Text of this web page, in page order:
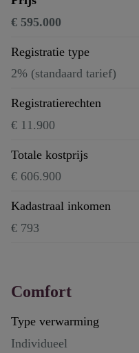
€ 595.000
Registratie type
2% (standaard tarief)
Registratierechten
€ 11.900
Totale kostprijs
€ 606.900
Kadastraal inkomen
€ 793
Comfort
Type verwarming
Individueel